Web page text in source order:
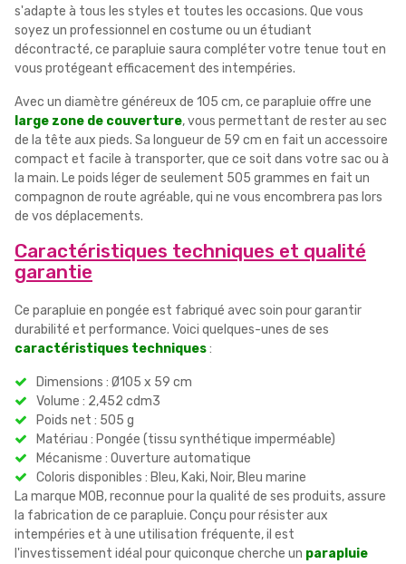
s'adapte à tous les styles et toutes les occasions. Que vous
soyez un professionnel en costume ou un étudiant
décontracté, ce parapluie saura compléter votre tenue tout en
vous protégeant efficacement des intempéries.
Avec un diamètre généreux de 105 cm, ce parapluie offre une
large zone de couverture, vous permettant de rester au sec
de la tête aux pieds. Sa longueur de 59 cm en fait un accessoire
compact et facile à transporter, que ce soit dans votre sac ou à
la main. Le poids léger de seulement 505 grammes en fait un
compagnon de route agréable, qui ne vous encombrera pas lors
de vos déplacements.
Caractéristiques techniques et qualité
garantie
Ce parapluie en pongée est fabriqué avec soin pour garantir
durabilité et performance. Voici quelques-unes de ses
caractéristiques techniques:
Dimensions : Ø105 x 59 cm
Volume : 2,452 cdm3
Poids net : 505 g
Matériau : Pongée (tissu synthétique imperméable)
Mécanisme : Ouverture automatique
Coloris disponibles : Bleu, Kaki, Noir, Bleu marine
La marque MOB, reconnue pour la qualité de ses produits, assure
la fabrication de ce parapluie. Conçu pour résister aux
intempéries et à une utilisation fréquente, il est
l'investissement idéal pour quiconque cherche un parapluie